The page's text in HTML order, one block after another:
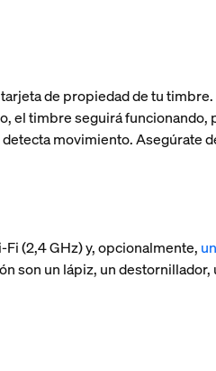
de propiedad de tu timbre.
el timbre seguirá funcionando,
movimiento. Asegúrate
(2,4 GHz) y, opcionalmente, un
son un lápiz, un destornillador,